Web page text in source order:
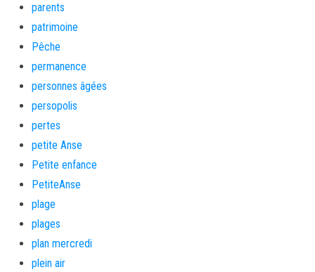
parents
patrimoine
Pêche
permanence
personnes âgées
persopolis
pertes
petite Anse
Petite enfance
PetiteAnse
plage
plages
plan mercredi
plein air